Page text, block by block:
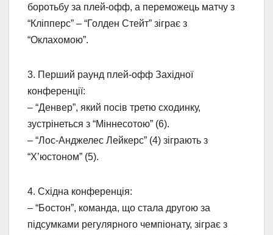
боротьбу за плей-офф, а переможець матчу з
“Кліпперс” – “Голден Стейт” зіграє з
“Оклахомою”.
3. Перший раунд плей-офф Західної
конференції:
– “Денвер”, який посів третю сходинку,
зустрінеться з “Міннесотою” (6).
– “Лос-Анджелес Лейкерс” (4) зіграють з
“Х’юстоном” (5).
4. Східна конференція:
– “Бостон”, команда, що стала другою за
підсумками регулярного чемпіонату, зіграє з